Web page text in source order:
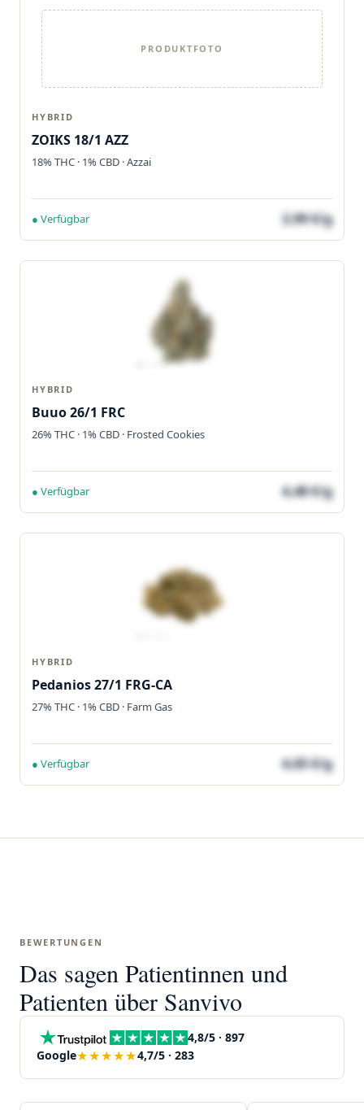
PRODUKTFOTO
HYBRID
ZOIKS 18/1 AZZ
18% THC · 1% CBD · Azzai
● Verfügbar 3,99 €/g
HYBRID
Buuo 26/1 FRC
26% THC · 1% CBD · Frosted Cookies
● Verfügbar 4,48 €/g
HYBRID
Pedanios 27/1 FRG-CA
27% THC · 1% CBD · Farm Gas
● Verfügbar 4,65 €/g
BEWERTUNGEN
Das sagen Patientinnen und
Patienten über Sanvivo
4,8/5 · 897
Google★★★★★4,7/5 · 283